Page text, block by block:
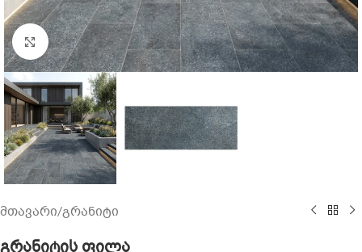
Click to enlarge
მთავარი/გრანიტი
გრანიტის ფილა